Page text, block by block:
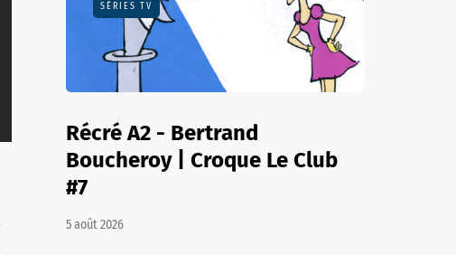
SÉRIES TV
Récré A2 - Bertrand
Boucheroy | Croque Le Club
#7
5 août 2026